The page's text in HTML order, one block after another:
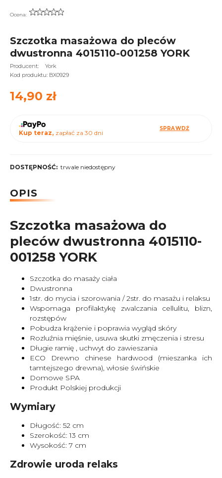
Ocena:
Szczotka masażowa do pleców
dwustronna 4015110-001258 YORK
Producent:
York
Kod produktu: BX0929
14,90 zł
Kup teraz, zapłać za 30 dni
SPRAWDŹ
DOSTĘPNOŚĆ: trwale niedostępny
OPIS
Szczotka masażowa do
pleców dwustronna 4015110-
001258 YORK
Szczotka do masaży ciała
Dwustronna
1str. do mycia i szorowania / 2str. do masażu i relaksu
Wspomaga profilaktykę zwalczania cellulitu, blizn,
rozstępów
Pobudza krążenie i poprawia wygląd skóry
Rozluźnia mięśnie, usuwa skutki zmęczenia i stresu
Długie ramię , uchwyt do zawieszania
ECO Drewno chinese hardwood (mieszanka ich
tamtejszego drewna), włosie świńskie
Domowe SPA
Produkt Polskiej produkcji
Wymiary
Długość: 52 cm
Szerokość: 13 cm
Wysokość: 7 cm
Zdrowie uroda relaks